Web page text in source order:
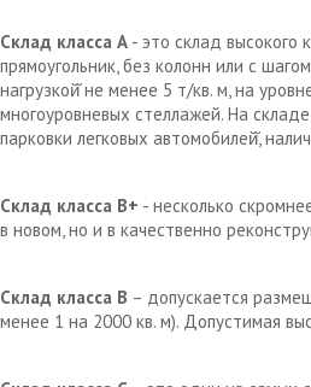
Склад класса А - это склад высокого
прямоугольник, без колонн или с
нагрузкой̆ не менее 5 т/кв. м, на
многоуровневых стеллажей. На
парковки легковых автомобилей̆,
Склад класса В+ - несколько
в новом, но и в качественно
Склад класса В – допускается
менее 1 на 2000 кв. м). Допустимая